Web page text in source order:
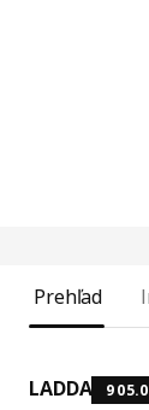
Prehľad
LADDA